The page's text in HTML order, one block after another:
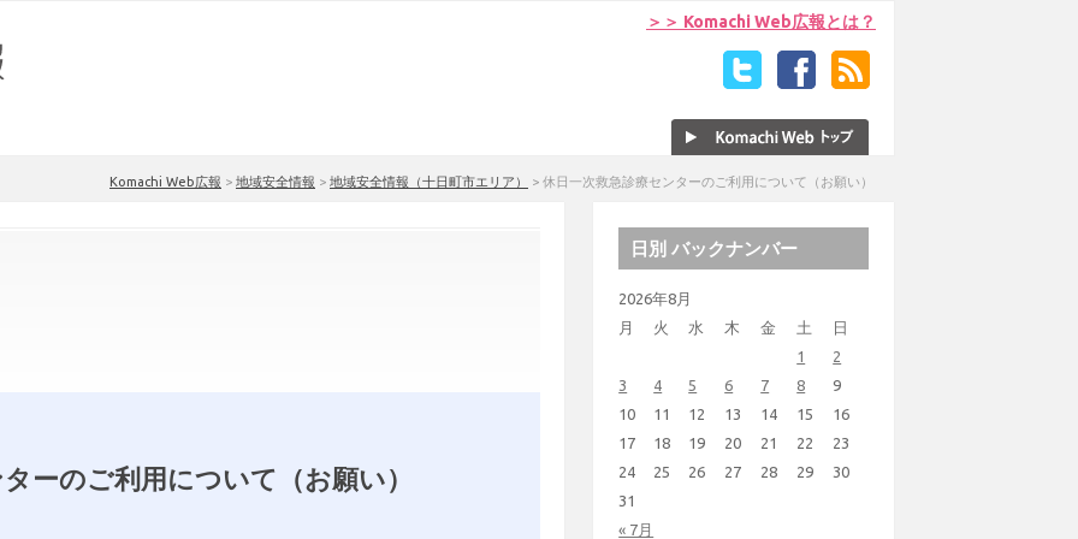
＞＞ Komachi Web広報とは？
Komachi Web広報 > 地域安全情報 > 地域安全情報（十日町市エリア） > 休日一次救急診療センターのご利用について（お願い）
ーのご利用について（お願い）
日別 バックナンバー
2026年8月
月
火 水 木 金 土 日
« 7月
1
2
3
4 5 6 7 8
9
10
11 12 13 14 15
16
17
18 19 20 21 22
23
24
25 26 27 28 29
30
31